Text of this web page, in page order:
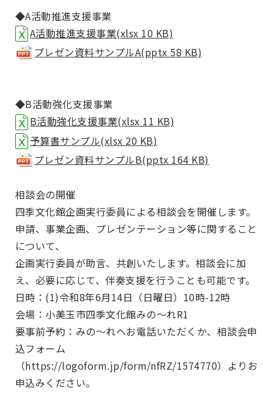
◆A活動推進支援事業
A活動推進支援事業(xlsx 10 KB)
プレゼン資料サンプルA(pptx 58 KB)
◆B活動強化支援事業
B活動強化支援事業(xlsx 11 KB)
予算書サンプル(xlsx 20 KB)
プレゼン資料サンプルB(pptx 164 KB)
相談会の開催
四季文化館企画実行委員による相談会を開催します。
申請、事業企画、プレゼンテーション等に関すること
について、
企画実行委員が助言、共創いたします。相談会に加
え、必要に応じて、伴奏支援を行うことも可能です。
日時：(1)令和8年6月14日（日曜日）10時-12時
会場：小美玉市四季文化館みの～れR1
要事前予約：みの～れへお電話いただくか、相談会申
込フォーム
（https://logoform.jp/form/nfRZ/1574770）よりお
申込みください。